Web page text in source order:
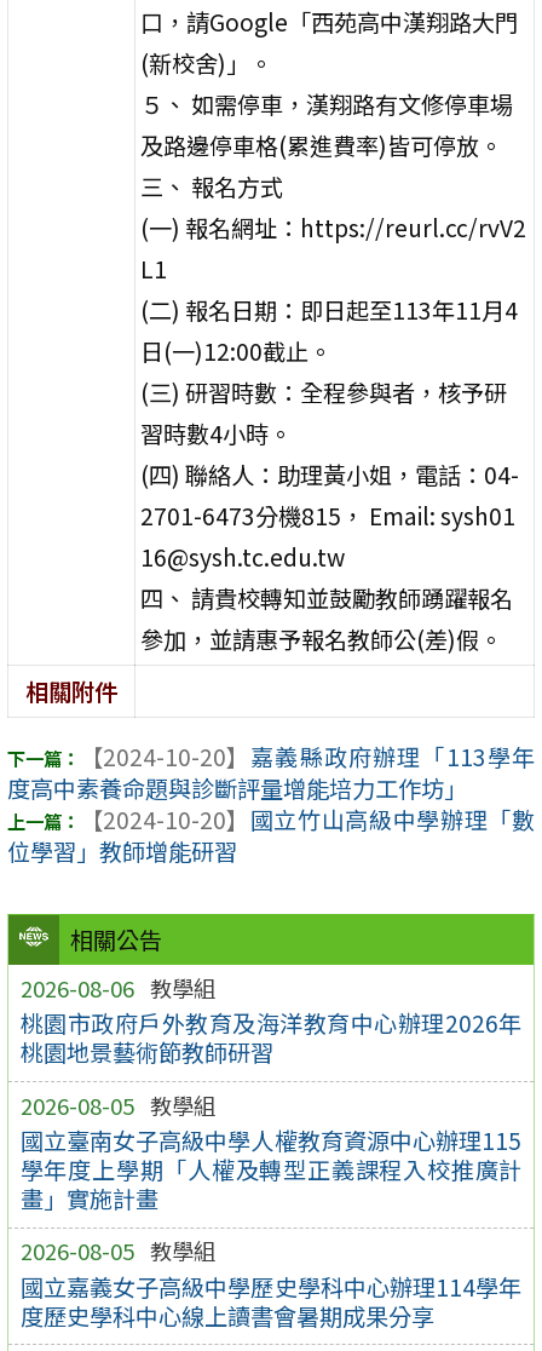
相關公告
2026-08-06 教學組
桃園市政府戶外教育及海洋教育中心辦理2026年
桃園地景藝術節教師研習
2026-08-05 教學組
國立臺南女子高級中學人權教育資源中心辦理115
學年度上學期「人權及轉型正義課程入校推廣計
畫」實施計畫
2026-08-05 教學組
國立嘉義女子高級中學歷史學科中心辦理114學年
度歷史學科中心線上讀書會暑期成果分享
口，請Google「西苑高中漢翔路大門
(新校舍)」。
５、 如需停車，漢翔路有文修停車場
及路邊停車格(累進費率)皆可停放。
三、 報名方式
(一) 報名網址：https://reurl.cc/rvV2
L1
(二) 報名日期：即日起至113年11月4
日(一)12:00截止。
(三) 研習時數：全程參與者，核予研
習時數4小時。
(四) 聯絡人：助理黃小姐，電話：04-
2701-6473分機815， Email: sysh01
16@sysh.tc.edu.tw
四、 請貴校轉知並鼓勵教師踴躍報名
參加，並請惠予報名教師公(差)假。
相關附件
【2024-10-20】 嘉義縣政府辦理「113學年
度高中素養命題與診斷評量增能培力工作坊」
【2024-10-20】 國立竹山高級中學辦理「數
位學習」教師增能研習